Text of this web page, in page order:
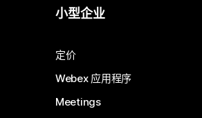
小型企业
定价
Webex 应用程序
Meetings